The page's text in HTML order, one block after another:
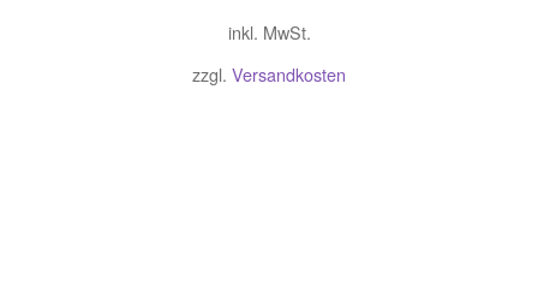
inkl. MwSt.
zzgl. Versandkosten